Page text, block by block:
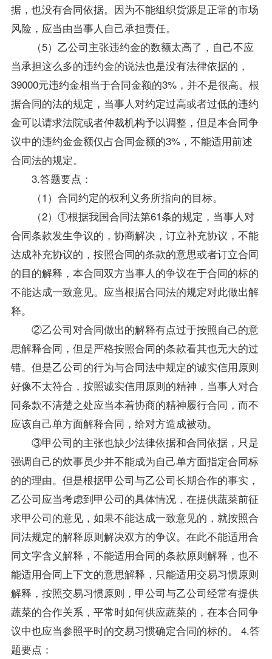
据，也没有合同依据。因为不能组织货源是正常的市场
风险，应当由当事人自己承担责任。
（5）乙公司主张违约金的数额太高了，自己不应
当承担这么多的违约金的说法也是没有法律依据的，
39000元违约金相当于合同金额的3%，并不是很高。根
据合同的法的规定，当事人对约定过高或者过低的违约
金可以请求法院或者仲裁机构予以调整，但是本合同争
议中的违约金金额仅占合同金额的3%，不能适用前述
合同法的规定。
3.答题要点：
（1）合同约定的权利义务所指向的目标。
（2）①根据我国合同法第61条的规定，当事人对
合同条款发生争议的，协商解决，订立补充协议，不能
达成补充协议的，按照合同的条款的意思或者订立合同
的目的解释，本合同双方当事人的争议在于合同的标的
不能达成一致意见。应当根据合同法的规定对此做出解
释。
②乙公司对合同做出的解释有点过于按照自己的意
思解释合同，但是严格按照合同的条款看其也无大的过
错。但是乙公司的行为与合同法中规定的诚实信用原则
好像不太符合，按照诚实信用原则的精神，当事人对合
同条款不清楚之处应当本着协商的精神履行合同，而不
应该自己单方面解释合同，给对方造成被动。
③甲公司的主张也缺少法律依据和合同依据，只是
强调自己的炊事员少并不能成为自己单方面指定合同标
的的理由。但是根据甲公司与乙公司长期合作的事实，
乙公司应当考虑到甲公司的具体情况，在提供蔬菜前征
求甲公司的意见，如果不能达成一致意见的，就按照合
同法规定的解释原则解决双方的争议。在此不能适用合
同文字含义解释，不能适用合同的条款原则解释，也不
能适用合同上下文的意思解释，只能适用交易习惯原则
解释，按照交易习惯原则，甲公司与乙公司经常有提供
蔬菜的合作关系，平常时如何供应蔬菜的，在本合同争
议中也应当参照平时的交易习惯确定合同的标的。 4.答
题要点：